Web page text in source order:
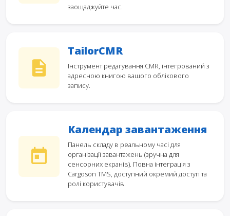
заощаджуйте час.
TailorCMR
Інструмент редагування CMR, інтегрований з
адресною книгою вашого облікового
запису.
Календар завантаження
Панель складу в реальному часі для
організації завантажень (зручна для
сенсорних екранів). Повна інтеграція з
Cargoson TMS, доступний окремий доступ та
ролі користувачів.